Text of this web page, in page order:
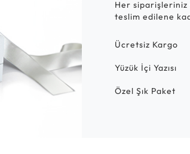
Her
teslim edilene
Ücretsiz Kargo
Yüzük İçi Yazısı
Özel Şık Paket